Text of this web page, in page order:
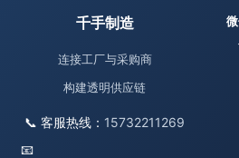
千手制造
连接工厂与采购商
构建透明供应链
📞 客服热线： 15732211269
📧